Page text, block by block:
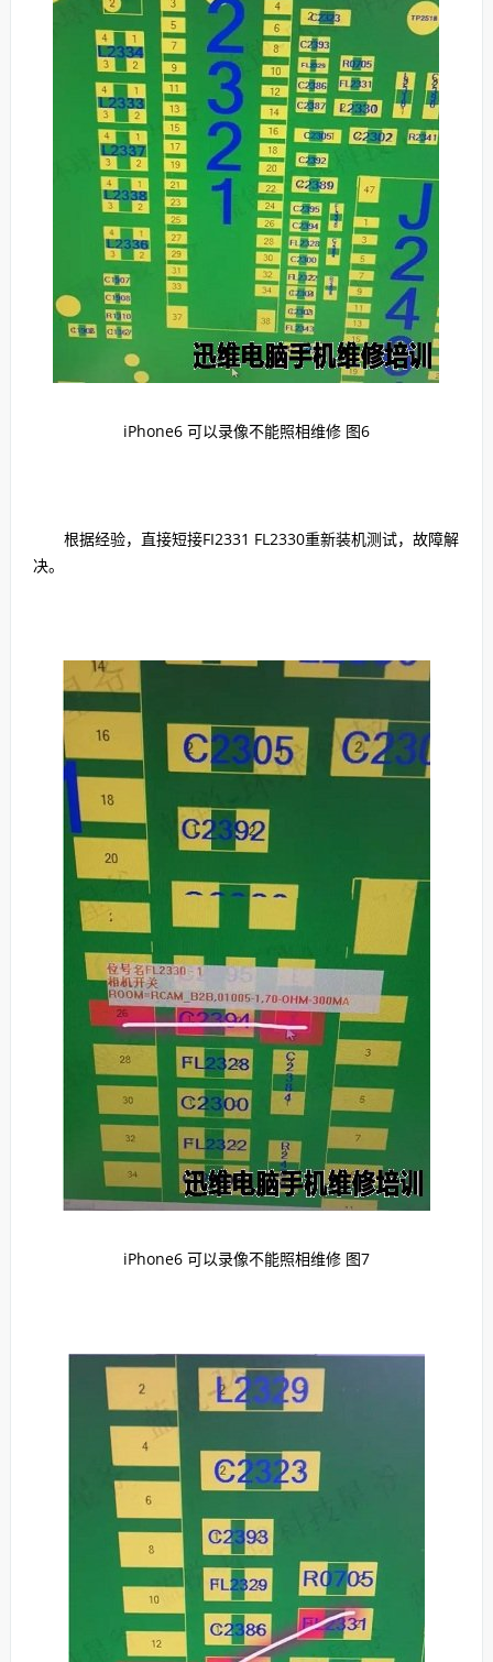
iPhone6 可以录像不能照相维修 图6
根据经验，直接短接FI2331 FL2330重新装机测试，故障解
决。
iPhone6 可以录像不能照相维修 图7